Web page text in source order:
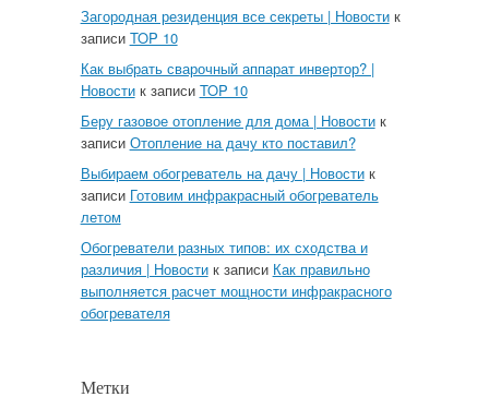
Загородная резиденция все секреты | Новостик
записи TOP 10
Как выбрать сварочный аппарат инвертор? |
Новостик записи TOP 10
Беру газовое отопление для дома | Новостик
записи Отопление на дачу кто поставил?
Выбираем обогреватель на дачу | Новостик
записи Готовим инфракрасный обогреватель
летом
Обогреватели разных типов: их сходства и
различия | Новостик записи Как правильно
выполняется расчет мощности инфракрасного
обогревателя
Метки